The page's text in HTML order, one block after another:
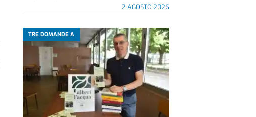
2 AGOSTO 2026
TRE DOMANDE A